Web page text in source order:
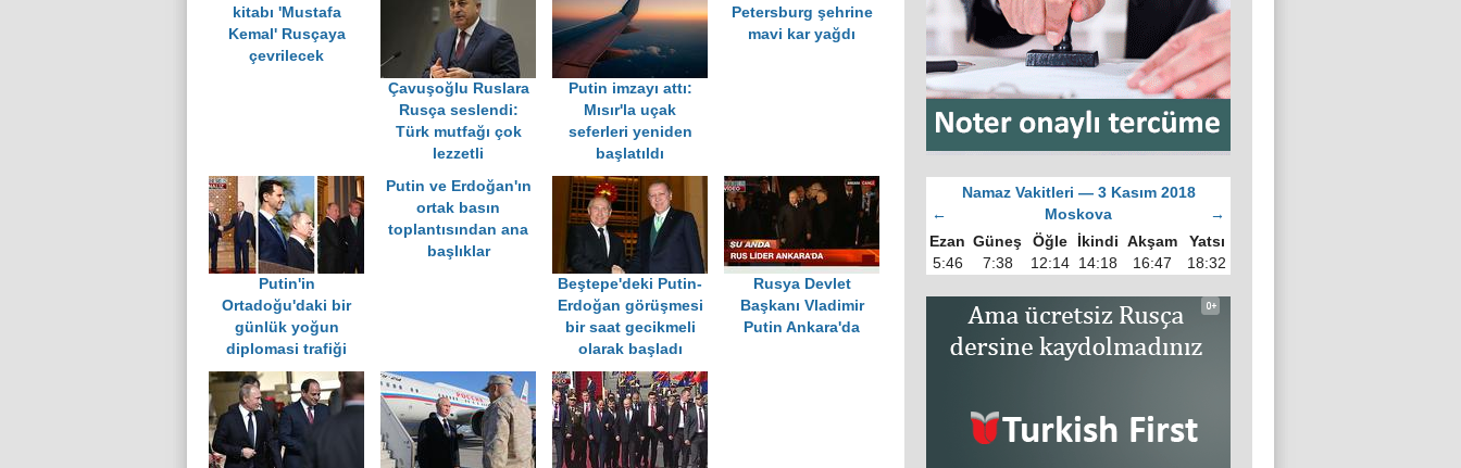
kitabı 'Mustafa
Kemal' Rusçaya
çevrilecek
Çavuşoğlu Ruslara
Rusça seslendi:
Türk mutfağı çok
lezzetli
Putin imzayı attı:
Mısır'la uçak
seferleri yeniden
başlatıldı
Petersburg şehrine
mavi kar yağdı
Putin'in
Ortadoğu'daki bir
günlük yoğun
diplomasi trafiği
Putin ve Erdoğan'ın
ortak basın
toplantısından ana
başlıklar
Beştepe'deki Putin-
Erdoğan görüşmesi
bir saat gecikmeli
olarak başladı
Rusya Devlet
Başkanı Vladimir
Putin Ankara'da
Namaz Vakitleri — 3 Kasım 2018
←
Moskova
→
Ezan Güneş Öğle İkindi Akşam
Yatsı
5:46
7:38 12:14 14:18 16:47 18:32